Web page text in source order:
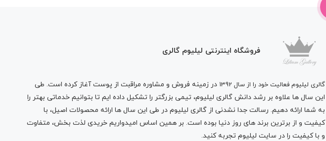
فروشگاه اینترنتی لیلیوم گالری
گالری لیلیوم فعالیت خود را از سال 1392
در زمینه فروش و مشاوره مراقبت از پوست آغاز کرده است. طی
این سال ها علاوه بر رشد دانش گالری لیلیوم، تیمی بزرگتر را تشکیل داده ایم تا بتوانیم خدماتی بهتر را
به شما ارائه دهیم. رسالت جدا نشدنی از گالری لیلیوم در طی این سال ها ارائه محصولات اصیل، با
کیفیت و از برترین برند های روز دنیا بوده است. بر همین اساس امیدواریم خریدی لذت بخش، متفاوت
و با کیفیت را در سایت لیلیوم تجربه کنید.